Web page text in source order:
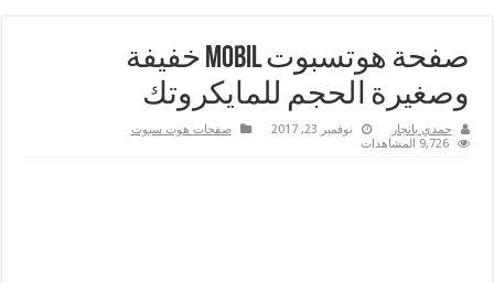
صفحة هوتسبوت mobil خفيفة
وصغيرة الحجم للمايكروتك
حمدي بانجار نوفمبر 23, 2017
صفحات هوت سبوت
9,726 المشاهدات